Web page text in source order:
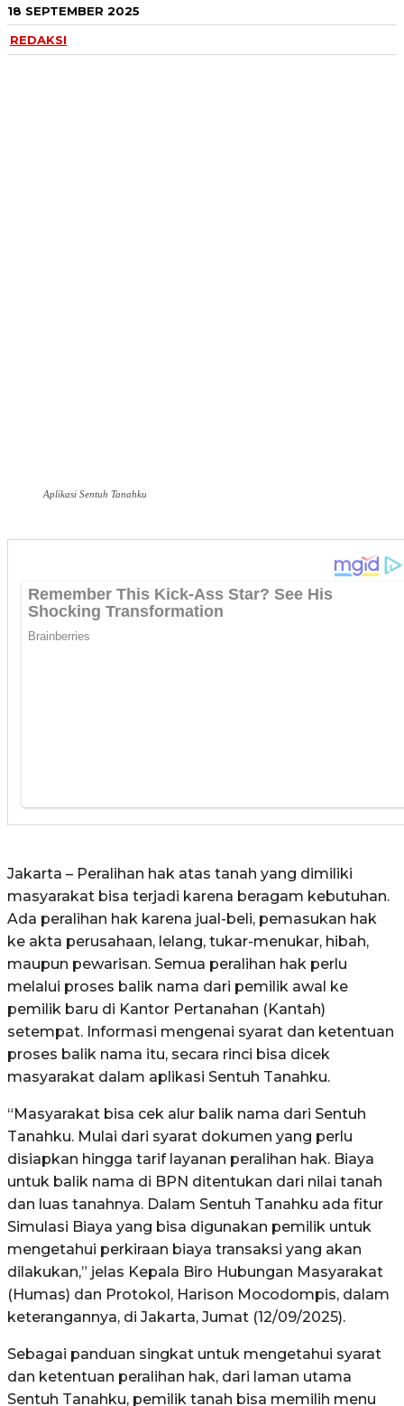
18 SEPTEMBER 2025
REDAKSI
Aplikasi Sentuh Tanahku
Jakarta – Peralihan hak atas tanah yang dimiliki
masyarakat bisa terjadi karena beragam kebutuhan.
Ada peralihan hak karena jual-beli, pemasukan hak
ke akta perusahaan, lelang, tukar-menukar, hibah,
maupun pewarisan. Semua peralihan hak perlu
melalui proses balik nama dari pemilik awal ke
pemilik baru di Kantor Pertanahan (Kantah)
setempat. Informasi mengenai syarat dan ketentuan
proses balik nama itu, secara rinci bisa dicek
masyarakat dalam aplikasi Sentuh Tanahku.
“Masyarakat bisa cek alur balik nama dari Sentuh
Tanahku. Mulai dari syarat dokumen yang perlu
disiapkan hingga tarif layanan peralihan hak. Biaya
untuk balik nama di BPN ditentukan dari nilai tanah
dan luas tanahnya. Dalam Sentuh Tanahku ada fitur
Simulasi Biaya yang bisa digunakan pemilik untuk
mengetahui perkiraan biaya transaksi yang akan
dilakukan,” jelas Kepala Biro Hubungan Masyarakat
(Humas) dan Protokol, Harison Mocodompis, dalam
keterangannya, di Jakarta, Jumat (12/09/2025).
Sebagai panduan singkat untuk mengetahui syarat
dan ketentuan peralihan hak, dari laman utama
Sentuh Tanahku, pemilik tanah bisa memilih menu